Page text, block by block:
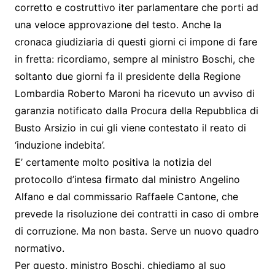
corretto e costruttivo iter parlamentare che porti ad
una veloce approvazione del testo. Anche la
cronaca giudiziaria di questi giorni ci impone di fare
in fretta: ricordiamo, sempre al ministro Boschi, che
soltanto due giorni fa il presidente della Regione
Lombardia Roberto Maroni ha ricevuto un avviso di
garanzia notificato dalla Procura della Repubblica di
Busto Arsizio in cui gli viene contestato il reato di
‘induzione indebita’.
E’ certamente molto positiva la notizia del
protocollo d’intesa firmato dal ministro Angelino
Alfano e dal commissario Raffaele Cantone, che
prevede la risoluzione dei contratti in caso di ombre
di corruzione. Ma non basta. Serve un nuovo quadro
normativo.
Per questo, ministro Boschi, chiediamo al suo